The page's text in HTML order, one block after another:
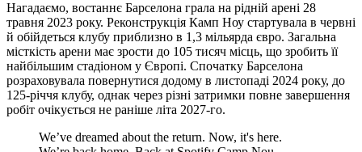
Нагадаємо, востаннє Барселона грала на рідній арені 28
травня 2023 року. Реконструкція Камп Ноу стартувала в червні
й обійдеться клубу приблизно в 1,3 мільярда євро. Загальна
місткість арени має зрости до 105 тисяч місць, що зробить її
найбільшим стадіоном у Європі. Спочатку Барселона
розраховувала повернутися додому в листопаді 2024 року, до
125-річчя клубу, однак через різні затримки повне завершення
робіт очікується не раніше літа 2027-го.
We’ve dreamed about the return. Now, it's here.